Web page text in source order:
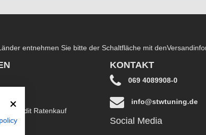
entnehmen Sie bitte der Schaltfläche mit den
Ratenkauf
KONTAKT
069 4089908-0
info@stwtuning.de
Social Media